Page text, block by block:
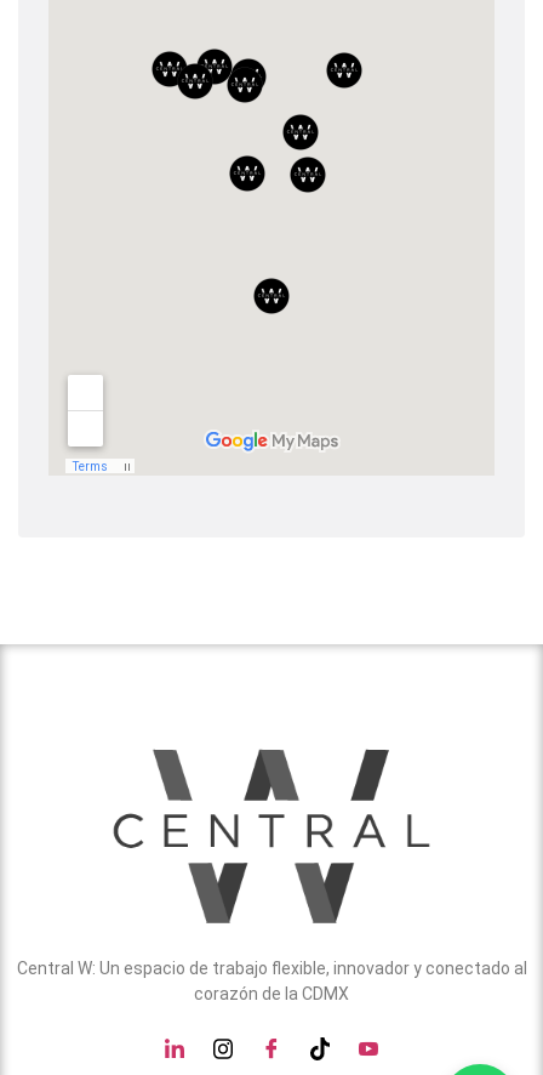
Central W: Un espacio de trabajo flexible, innovador y conectado al
corazón de la CDMX